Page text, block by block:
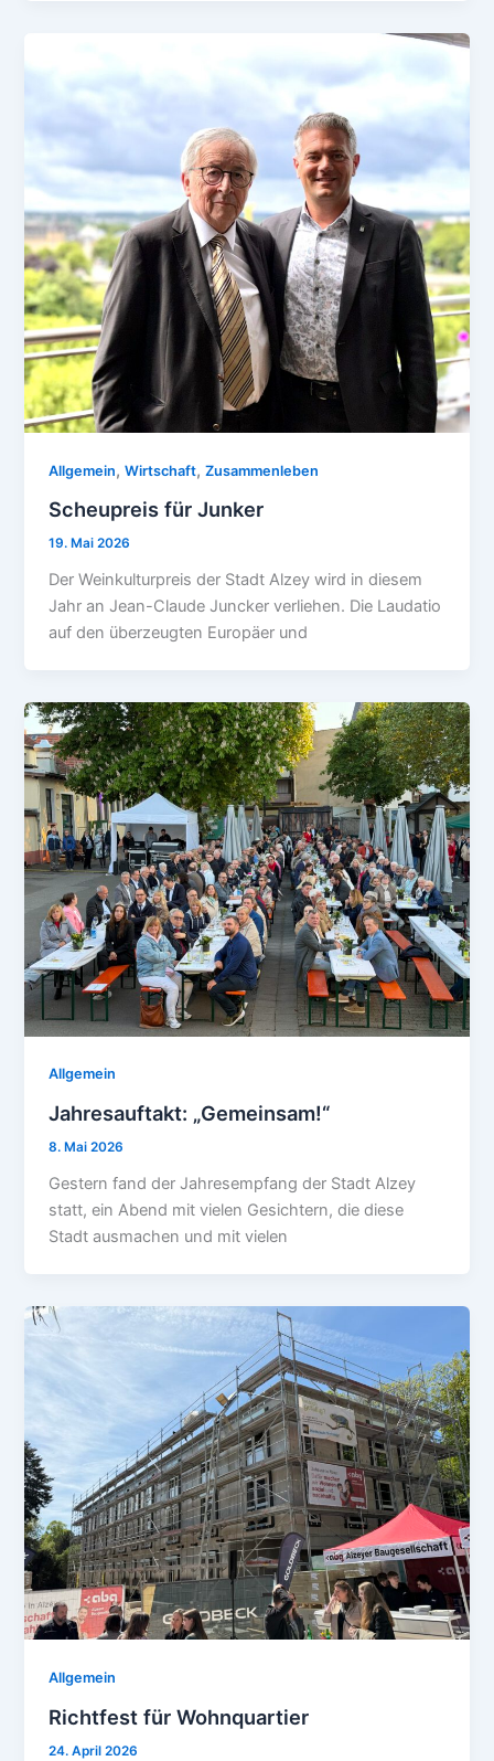
Allgemein,Wirtschaft,Zusammenleben
Scheupreis für Junker
19. Mai 2026
Der Weinkulturpreis der Stadt Alzey wird in diesem
Jahr an Jean-Claude Juncker verliehen. Die Laudatio
auf den überzeugten Europäer und
Allgemein
Jahresauftakt: „Gemeinsam!“
8. Mai 2026
Gestern fand der Jahresempfang der Stadt Alzey
statt, ein Abend mit vielen Gesichtern, die diese
Stadt ausmachen und mit vielen
Allgemein
Richtfest für Wohnquartier
24. April 2026